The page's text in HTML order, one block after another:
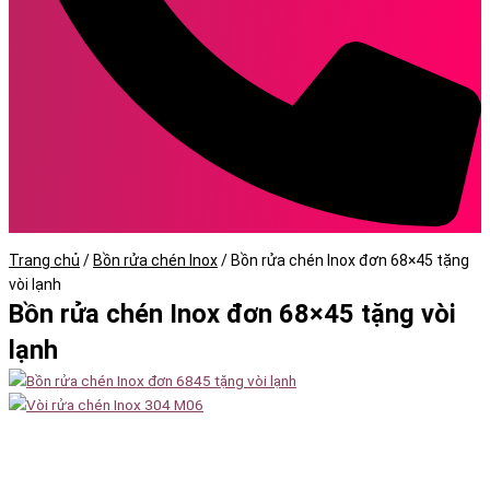
Trang chủ / Bồn rửa chén Inox/ Bồn rửa chén Inox đơn 68×45 tặng
vòi lạnh
Bồn rửa chén Inox đơn 68×45 tặng vòi
lạnh